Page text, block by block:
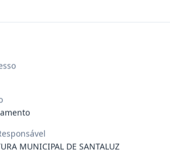
P
PESSOA JUR
MUNICIPAL DE SANTALUZ